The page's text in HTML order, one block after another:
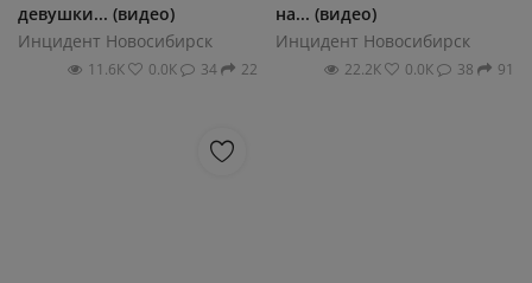
девушки... (видео)
Инцидент Новосибирск
11.6К 0.0К 34 22
на... (видео)
Инцидент Новосибирск
22.2К 0.0К 38 91